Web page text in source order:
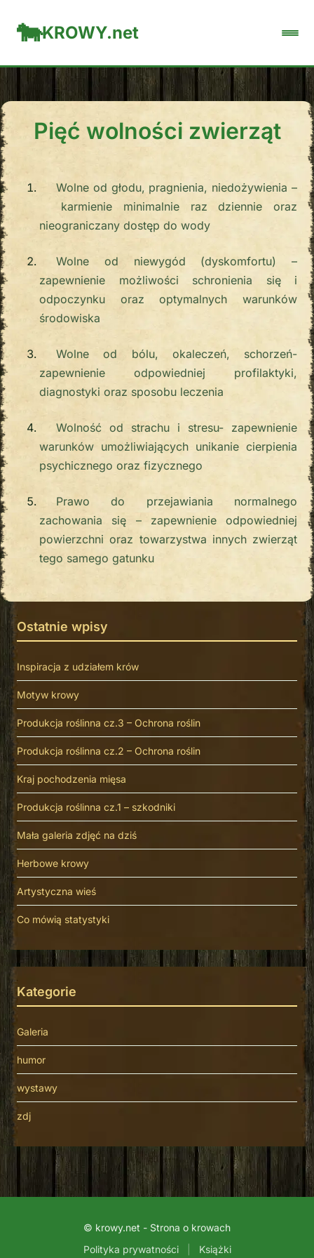
KROWY.net
Pięć wolności zwierząt
Wolne od głodu, pragnienia, niedożywienia –
karmienie minimalnie raz dziennie oraz
nieograniczany dostęp do wody
Wolne od niewygód (dyskomfortu) –
zapewnienie możliwości schronienia się i
odpoczynku oraz optymalnych warunków
środowiska
Wolne od bólu, okaleczeń, schorzeń-
zapewnienie odpowiedniej profilaktyki,
diagnostyki oraz sposobu leczenia
Wolność od strachu i stresu- zapewnienie
warunków umożliwiających unikanie cierpienia
psychicznego oraz fizycznego
Prawo do przejawiania normalnego
zachowania się – zapewnienie odpowiedniej
powierzchni oraz towarzystwa innych zwierząt
tego samego gatunku
Ostatnie wpisy
Inspiracja z udziałem krów
Motyw krowy
Produkcja roślinna cz.3 – Ochrona roślin
Produkcja roślinna cz.2 – Ochrona roślin
Kraj pochodzenia mięsa
Produkcja roślinna cz.1 – szkodniki
Mała galeria zdjęć na dziś
Herbowe krowy
Artystyczna wieś
Co mówią statystyki
Kategorie
Galeria
humor
wystawy
zdj
© krowy.net - Strona o krowach
Polityka prywatności
Książki